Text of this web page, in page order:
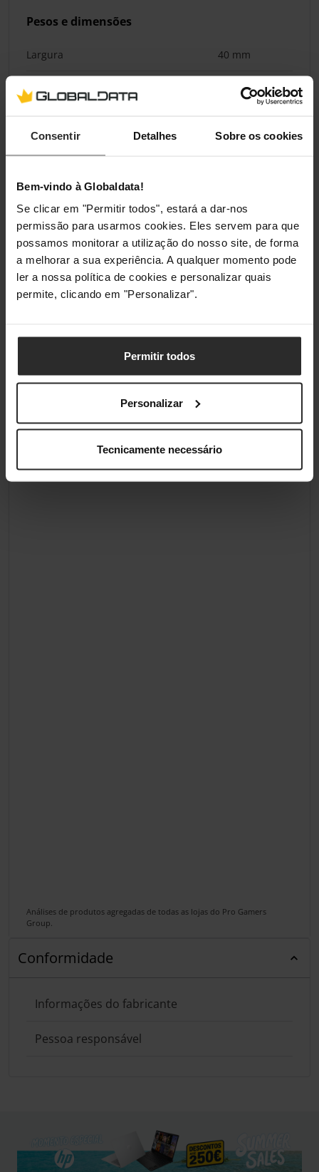
Consentir Detalhes Sobre os cookies
Bem-vindo à Globaldata!
Se clicar em "Permitir todos", estará a dar-nos
permissão para usarmos cookies. Eles servem para que
possamos monitorar a utilização do nosso site, de forma
a melhorar a sua experiência. A qualquer momento pode
ler a nossa política de cookies e personalizar quais
permite, clicando em "Personalizar".
Permitir todos
Personalizar
Tecnicamente necessário
Pesos e dimensões
Largura 40 mm
Profundidade 111 mm
presente
Cabos Micro-USB
Parafusos incluídos Sim
Análises de produtos agregadas de todas as lojas do Pro Gamers
Group.
Conformidade
Informações do fabricante
Pessoa responsável